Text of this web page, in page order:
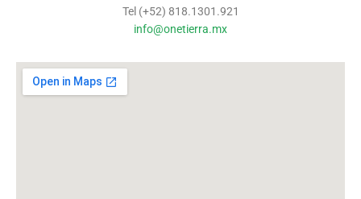
Tel (+52) 818.1301.921
info@onetierra.mx